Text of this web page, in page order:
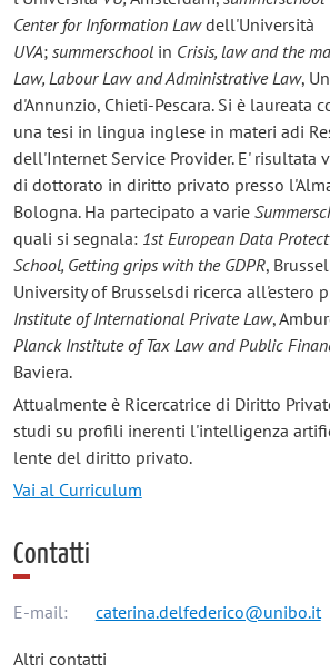
Center for Information Lawdell'Università
UVA; summerschoolin Crisis, law and the
Law, Labour Law and Administrative Law,
d'Annunzio, Chieti-Pescara. Si è laureata
una tesi in lingua inglese in materi adi
dell'Internet Service Provider. E' risultata
di dottorato in diritto privato presso
Bologna. Ha partecipato a varie
quali si segnala: 1st European Data
School, Getting grips with the GDPR,
University of Brusselsdi ricerca all'estero
Institute of International Private Law,
Planck Institute of Tax Law and Public
Baviera.
Attualmente è Ricercatrice di Diritto
studi su profili inerenti l'intelligenza
lente del diritto privato.
Vai al Curriculum
Contatti
E-mail: caterina.delfederico@unibo.it
Altri contatti